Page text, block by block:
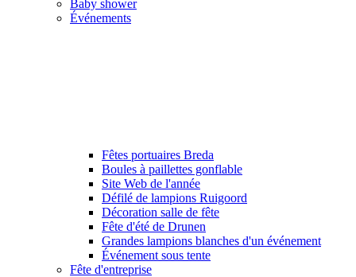
Baby shower
Événements
Fêtes portuaires Breda
Boules à paillettes gonflable
Site Web de l'année
Défilé de lampions Ruigoord
Décoration salle de fête
Fête d'été de Drunen
Grandes lampions blanches d'un événement
Événement sous tente
Fête d'entreprise